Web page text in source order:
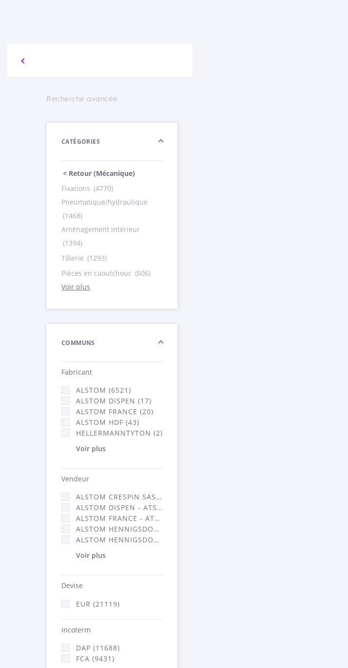
Recherche avancée
CATÉGORIES
< Retour (Mécanique)
Fixations (4770)
Pneumatique/hydraulique
(1468)
Aménagement intérieur
(1394)
Tôlerie (1293)
Pièces en caoutchouc (606)
Voir plus
COMMUNS
Fabricant
ALSTOM (6521)
ALSTOM DISPEN (17)
ALSTOM FRANCE (20)
ALSTOM HDF (43)
HELLERMANNTYTON (2)
Voir plus
Vendeur
ALSTOM CRESPIN SAS (140)
ALSTOM DISPEN - ATSA (17)
ALSTOM FRANCE - ATSA (11786)
ALSTOM HENNIGSDORF (21)
ALSTOM HENNIGSDORF CRO (47)
Voir plus
Devise
EUR (21119)
Incoterm
DAP (11688)
FCA (9431)